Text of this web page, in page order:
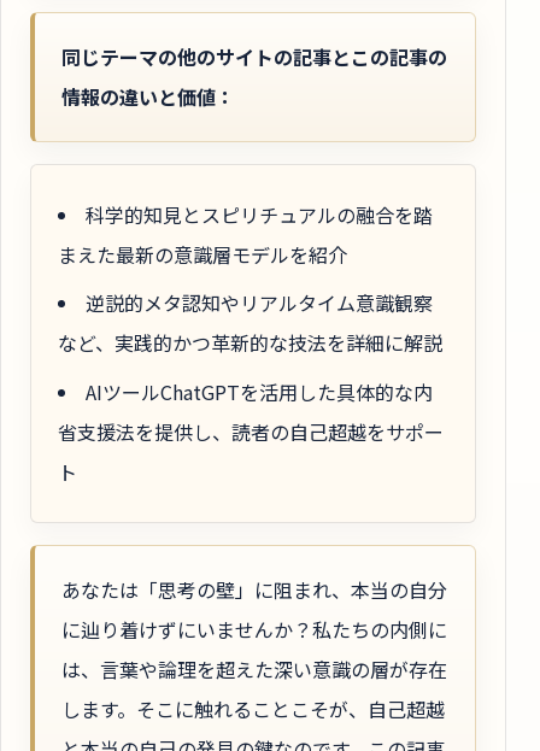
同じテーマの他のサイトの記事とこの記事の
情報の違いと価値：
科学的知見とスピリチュアルの融合を踏
まえた最新の意識層モデルを紹介
逆説的メタ認知やリアルタイム意識観察
など、実践的かつ革新的な技法を詳細に解説
AIツールChatGPTを活用した具体的な内
省支援法を提供し、読者の自己超越をサポー
ト
あなたは「思考の壁」に阻まれ、本当の自分
に辿り着けずにいませんか？私たちの内側に
は、言葉や論理を超えた深い意識の層が存在
します。そこに触れることこそが、自己超越